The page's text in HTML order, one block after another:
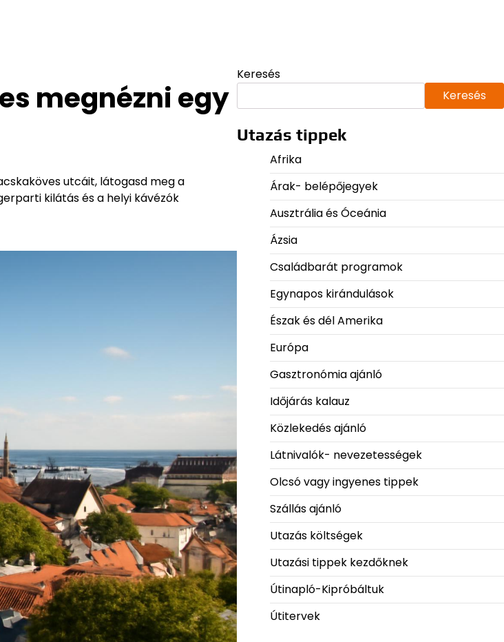
megnézni egy
utcáit, látogasd meg a
kilátás és a helyi kávézók
Keresés
Keresés
Utazás tippek
Afrika
Árak- belépőjegyek
Ausztrália és Óceánia
Ázsia
Családbarát programok
Egynapos kirándulások
Észak és dél Amerika
Európa
Gasztronómia ajánló
Időjárás kalauz
Közlekedés ajánló
Látnivalók- nevezetességek
Olcsó vagy ingyenes tippek
Szállás ajánló
Utazás költségek
Utazási tippek kezdőknek
Útinapló-Kipróbáltuk
Útitervek